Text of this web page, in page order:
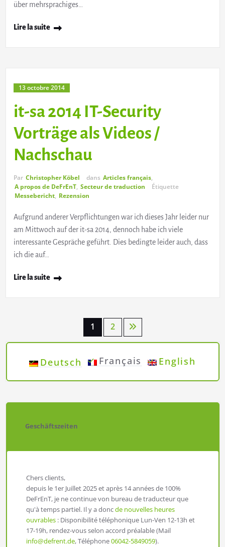
über mehrsprachiges…
Lire la suite
13 octobre 2014
it-sa 2014 IT-Security
Vorträge als Videos /
Nachschau
Par Christopher Köbel dans Articles français,
A propos de DeFrEnT, Secteur de traduction
Étiquette
Messebericht, Rezension
Aufgrund anderer Verpflichtungen war ich dieses Jahr leider nur
am Mittwoch auf der it-sa 2014, dennoch habe ich viele
interessante Gespräche geführt. Dies bedingte leider auch, dass
ich die auf…
Lire la suite
des
publications
1 2
Deutsch Français English
Geschäftszeiten
Chers clients,
depuis le 1er Juillet 2025 et après 14 années de 100%
DeFrEnT, je ne continue von bureau de traducteur que
qu'à temps partiel. Il y a doncde nouvelles heures
ouvrables: Disponibilité téléphonique Lun-Ven 12-13h et
17-19h, rendez-vous selon accord préalable (Mail
info@defrent.de, Téléphone06042-5849059).